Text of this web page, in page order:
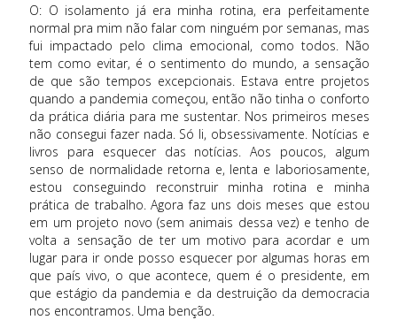
O: O isolamento já era minha rotina, era perfeitamente
normal pra mim não falar com ninguém por semanas, mas
fui impactado pelo clima emocional, como todos. Não
tem como evitar, é o sentimento do mundo, a sensação
de que são tempos excepcionais. Estava entre projetos
quando a pandemia começou, então não tinha o conforto
da prática diária para me sustentar. Nos primeiros meses
não consegui fazer nada. Só li, obsessivamente. Notícias e
livros para esquecer das notícias. Aos poucos, algum
senso de normalidade retorna e, lenta e laboriosamente,
estou conseguindo reconstruir minha rotina e minha
prática de trabalho. Agora faz uns dois meses que estou
em um projeto novo (sem animais dessa vez) e tenho de
volta a sensação de ter um motivo para acordar e um
lugar para ir onde posso esquecer por algumas horas em
que país vivo, o que acontece, quem é o presidente, em
que estágio da pandemia e da destruição da democracia
nos encontramos. Uma benção.